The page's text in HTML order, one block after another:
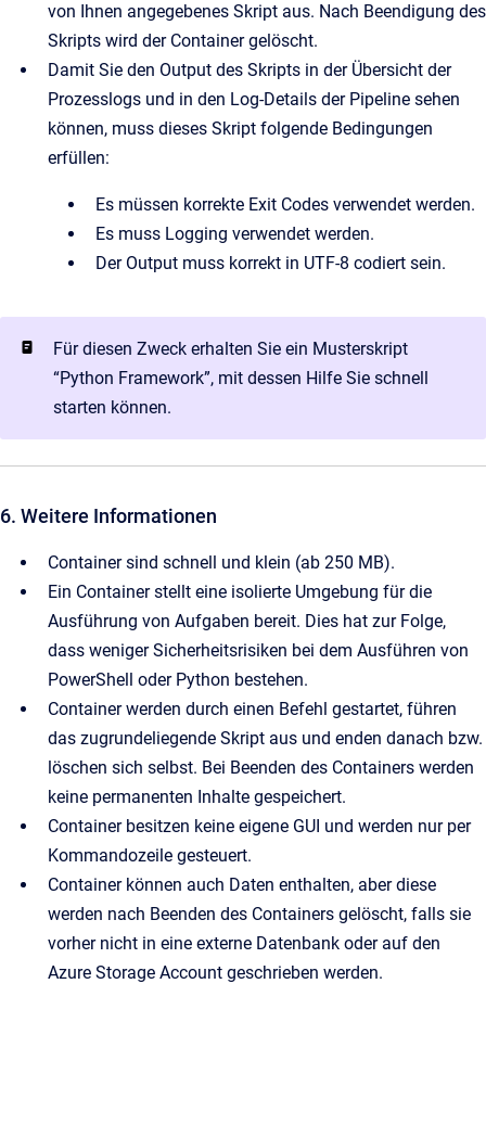
von Ihnen angegebenes Skript aus. Nach Beendigung des
Skripts wird der Container gelöscht.
Damit Sie den Output des Skripts in der Übersicht der
Prozesslogs und in den Log-Details der Pipeline sehen
können, muss dieses Skript folgende Bedingungen
erfüllen:
Es müssen korrekte Exit Codes verwendet werden.
Es muss Logging verwendet werden.
Der Output muss korrekt in UTF-8 codiert sein.
Für diesen Zweck erhalten Sie ein Musterskript
“Python Framework”, mit dessen Hilfe Sie schnell
starten können.
6. Weitere Informationen
Container sind schnell und klein (ab 250 MB).
Ein Container stellt eine isolierte Umgebung für die
Ausführung von Aufgaben bereit. Dies hat zur Folge,
dass weniger Sicherheitsrisiken bei dem Ausführen von
PowerShell oder Python bestehen.
Container werden durch einen Befehl gestartet, führen
das zugrundeliegende Skript aus und enden danach bzw.
löschen sich selbst. Bei Beenden des Containers werden
keine permanenten Inhalte gespeichert.
Container besitzen keine eigene GUI und werden nur per
Kommandozeile gesteuert.
Container können auch Daten enthalten, aber diese
werden nach Beenden des Containers gelöscht, falls sie
vorher nicht in eine externe Datenbank oder auf den
Azure Storage Account geschrieben werden.